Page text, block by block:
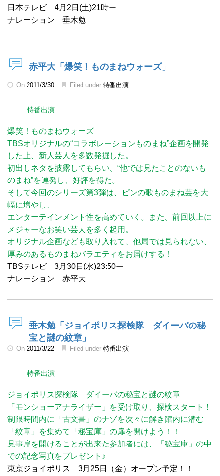
日本テレビ 4月2日(土)21時ー
ナレーション 垂木勉
赤平大「爆笑！ものまねウォーズ」
On 2011/3/30 Filed under 特番出演
特番出演
爆笑！ものまねウォーズ
TBSオリジナルの“コラボレーションものまね”企画を開発
した上、新人芸人を多数発掘した。
初出しネタを披露してもらい、“他では見たことのないも
のまね”を連発し、好評を得た。
そして今回のシリーズ第3弾は、ピンの歌ものまね芸を大
幅に増やし、
エンターテインメント性を高めていく。また、前回以上に
メジャーなお笑い芸人を多く起用。
オリジナル企画なども取り入れて、他局では見られない、
厚みのあるものまねバラエティをお届けする！
TBSテレビ 3月30日(水)23:50ー
ナレーション 赤平大
垂木勉「ジョイポリス探検隊 ダイーバの秘
宝と謎の紋章」
On 2011/3/22 Filed under 特番出演
特番出演
ジョイポリス探検隊 ダイーバの秘宝と謎の紋章
「モンショーアナライザー」を受け取り、探検スタート！
制限時間内に「古文書」のナゾを次々に解き館内に潜む
「紋章」を集めて「秘宝庫」の扉を開けよう！！
見事扉を開けることが出来た参加者には、「秘宝庫」の中
での記念写真をプレゼント♪
東京ジョイポリス 3月25日（金）オープン予定！！